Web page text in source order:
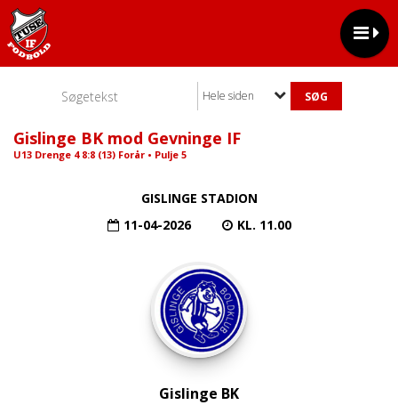
Hele siden
Gislinge BK mod Gevninge IF
U13 Drenge 4 8:8 (13) Forår • Pulje 5
GISLINGE STADION
11-04-2026
KL. 11.00
Gislinge BK